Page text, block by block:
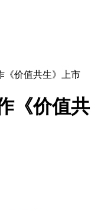
《价值共生》上市
《价值共